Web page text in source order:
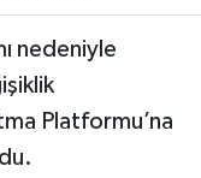
nedeniyle
Platformu’na